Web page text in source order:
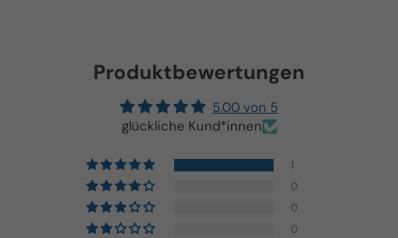
Produktbewertungen
5.00 von 5
glückliche Kund*innen
1
0
0
0